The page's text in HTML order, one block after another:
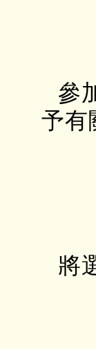
參
予有
將